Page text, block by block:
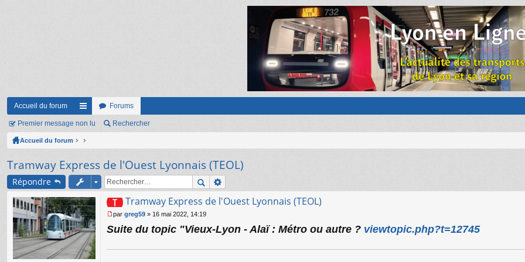
Accueil du forum
ac
co
ci
s
Forums
Premier message non lu Rechercher
Accueil du forum
Tramway Express de l'Ouest Lyonnais (TEOL)
Répondre
Tramway Express de l'Ouest Lyonnais (TEOL)
e
par greg59 » 16 mai 2022, 14:19
Suite du topic "Vieux-Lyon - Alaï : Métro ou autre ? viewtopic.php?t=12745